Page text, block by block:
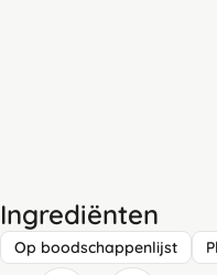
Ingrediënten
Op boodschappenlijst